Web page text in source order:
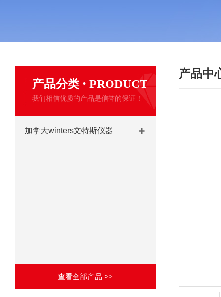
产品中
产品分类 · PRODUCT
我们相信优质的产品是信誉的保证！
加拿大winters文特斯仪器
查看全部产品 >>